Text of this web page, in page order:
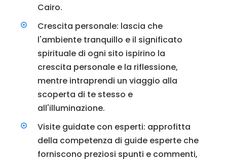
Cairo.
Crescita personale: lascia che
l'ambiente tranquillo e il significato
spirituale di ogni sito ispirino la
crescita personale e la riflessione,
mentre intraprendi un viaggio alla
scoperta di te stesso e
all'illuminazione.
Visite guidate con esperti: approfitta
della competenza di guide esperte che
forniscono preziosi spunti e commenti,